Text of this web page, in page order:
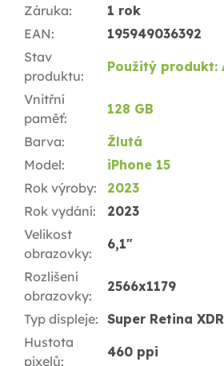
Záruka:
1 rok
EAN:
195949036392
Stav
produktu:
Použitý produkt:
Vnitřní
paměť:
128 GB
Barva:
Žlutá
Model:
iPhone 15
Rok výroby:
2023
Rok vydání:
2023
Velikost
obrazovky:
6,1"
Rozlišení
obrazovky:
2566x1179
Typ displeje: Super Retina
Hustota
pixelů:
460 ppi